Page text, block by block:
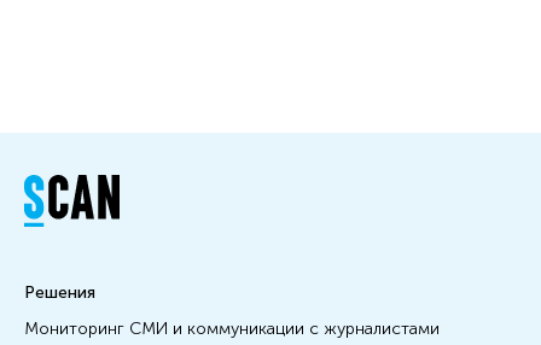
Решения
Мониторинг СМИ и коммуникации с журналистами